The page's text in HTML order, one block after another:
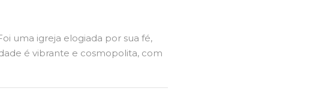
uma igreja elogiada por sua fé,
é vibrante e cosmopolita, com